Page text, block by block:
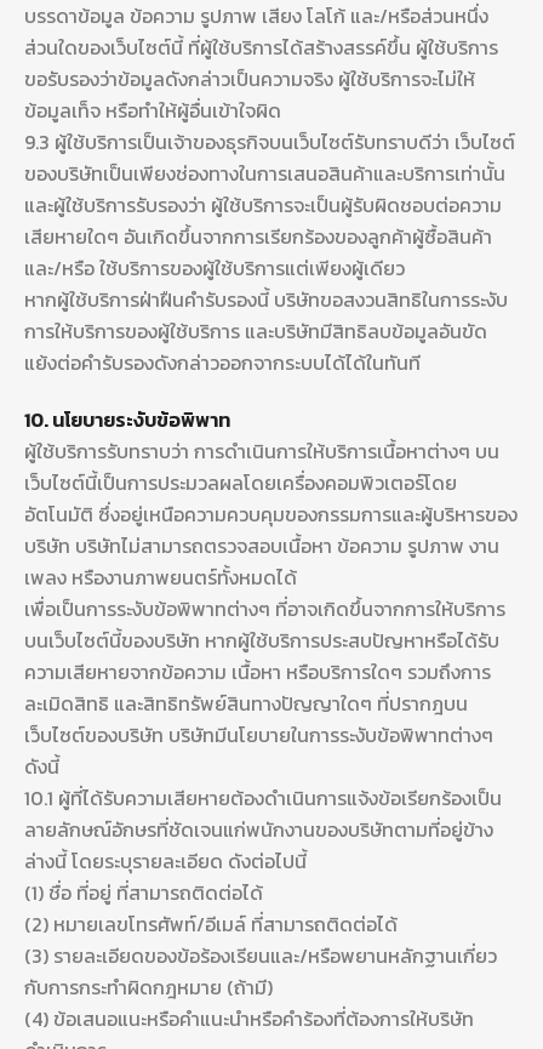
บรรดาข้อมูล ข้อความ รูปภาพ เสียง โลโก้ และ/หรือส่วนหนึ่ง
ส่วนใดของเว็บไซต์นี้ ที่ผู้ใช้บริการได้สร้างสรรค์ขึ้น ผู้ใช้บริการ
ขอรับรองว่าข้อมูลดังกล่าวเป็นความจริง ผู้ใช้บริการจะไม่ให้
ข้อมูลเท็จ หรือทำให้ผู้อื่นเข้าใจผิด
9.3 ผู้ใช้บริการเป็นเจ้าของธุรกิจบนเว็บไซต์รับทราบดีว่า เว็บไซต์
ของบริษัทเป็นเพียงช่องทางในการเสนอสินค้าและบริการเท่านั้น
และผู้ใช้บริการรับรองว่า ผู้ใช้บริการจะเป็นผู้รับผิดชอบต่อความ
เสียหายใดๆ อันเกิดขึ้นจากการเรียกร้องของลูกค้าผู้ซื้อสินค้า
และ/หรือ ใช้บริการของผู้ใช้บริการแต่เพียงผู้เดียว
หากผู้ใช้บริการฝ่าฝืนคำรับรองนี้ บริษัทขอสงวนสิทธิในการระงับ
การให้บริการของผู้ใช้บริการ และบริษัทมีสิทธิลบข้อมูลอันขัด
แย้งต่อคำรับรองดังกล่าวออกจากระบบได้ได้ในทันที
10. นโยบายระงับข้อพิพาท
ผู้ใช้บริการรับทราบว่า การดำเนินการให้บริการเนื้อหาต่างๆ บน
เว็บไซต์นี้เป็นการประมวลผลโดยเครื่องคอมพิวเตอร์โดย
อัตโนมัติ ซึ่งอยู่เหนือความควบคุมของกรรมการและผู้บริหารของ
บริษัท บริษัทไม่สามารถตรวจสอบเนื้อหา ข้อความ รูปภาพ งาน
เพลง หรืองานภาพยนตร์ทั้งหมดได้
เพื่อเป็นการระงับข้อพิพาทต่างๆ ที่อาจเกิดขึ้นจากการให้บริการ
บนเว็บไซต์นี้ของบริษัท หากผู้ใช้บริการประสบปัญหาหรือได้รับ
ความเสียหายจากข้อความ เนื้อหา หรือบริการใดๆ รวมถึงการ
ละเมิดสิทธิ และสิทธิทรัพย์สินทางปัญญาใดๆ ที่ปรากฎบน
เว็บไซต์ของบริษัท บริษัทมีนโยบายในการระงับข้อพิพาทต่างๆ
ดังนี้
10.1 ผู้ที่ได้รับความเสียหายต้องดำเนินการแจ้งข้อเรียกร้องเป็น
ลายลักษณ์อักษรที่ชัดเจนแก่พนักงานของบริษัทตามที่อยู่ข้าง
ล่างนี้ โดยระบุรายละเอียด ดังต่อไปนี้
(1) ชื่อ ที่อยู่ ที่สามารถติดต่อได้
(2) หมายเลขโทรศัพท์/อีเมล์ ที่สามารถติดต่อได้
(3) รายละเอียดของข้อร้องเรียนและ/หรือพยานหลักฐานเกี่ยว
กับการกระทำผิดกฎหมาย (ถ้ามี)
(4) ข้อเสนอแนะหรือคำแนะนำหรือคำร้องที่ต้องการให้บริษัท